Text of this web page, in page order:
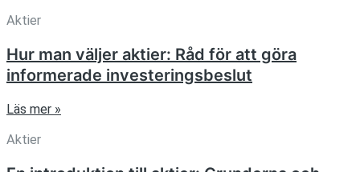
Aktier
Hur man väljer aktier: Råd för att göra
informerade investeringsbeslut
Läs mer »
Aktier